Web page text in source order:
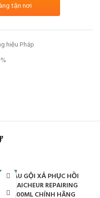
tận nơi
hiệu Pháp
-28%DẦU GỘI XẢ PHỤC HỒI
FRAICHEUR REPAIRING
800ML CHÍNH HÃNG